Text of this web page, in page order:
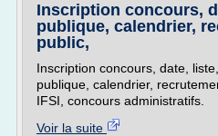
Inscription concours,
publique, calendrier,
public,
Inscription concours, date,
publique, calendrier,
IFSI, concours administratifs.
Voir la suite